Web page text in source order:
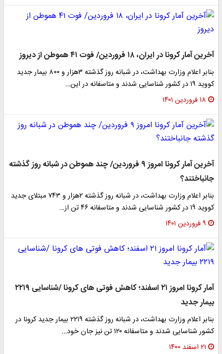
آخرین آمار کرونا در ایران، ۱۸ فروردین/ فوت ۴۱ هموطن از دیروز
بنابر اعلام وزارت بهداشت، در شبانه روز گذشته ۳هزار و ۸۰۰ بیمار جدید
کووید ۱۹ در کشور شناسایی شدند و متاسفانه در این…
۱۸ فروردین ۱۴۰۱
آخرین آمار کرونا امروز ۹ فروردین/ چند هموطن در شبانه روز گذشته
جانباختند؟
بنابر اعلام وزارت بهداشت، در شبانه روز گذشته ۲هزار و ۷۴۳ مبتلای جدید
کووید ۱۹ در کشور شناسایی شدند و متاسفانه ۴۶ تن از…
۹ فروردین ۱۴۰۱
آمار کرونا امروز ۲۱ اسفند؛ کاهش فوتی های کرونا /شناسایی ۲۲۱۹
بیمار جدید
بنابر اعلام وزارت بهداشت، در شبانه روز گذشته ۲۲۱۹ بیمار جدید کرونا در
کشور شناسایی شدند و متاسفانه ۱۲۰ تن نیز جان خود…
۲۱ اسفند ۱۴۰۰